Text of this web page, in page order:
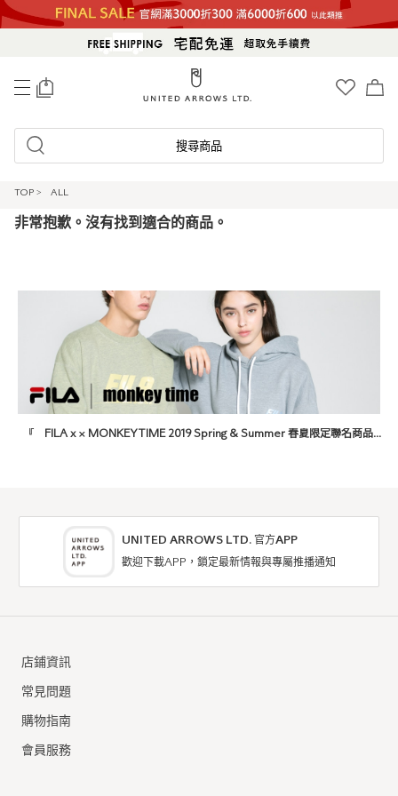
搜尋商品
TOP > ALL
非常抱歉。沒有找到適合的商品。
『 FILA x × MONKEYTIME 2019 Spring & Summer 春夏限定聯名商品發售中 』
UNITED ARROWS LTD. 官方APP
歡迎下載APP，鎖定最新情報與專屬推播通知
店鋪資訊
常見問題
購物指南
會員服務